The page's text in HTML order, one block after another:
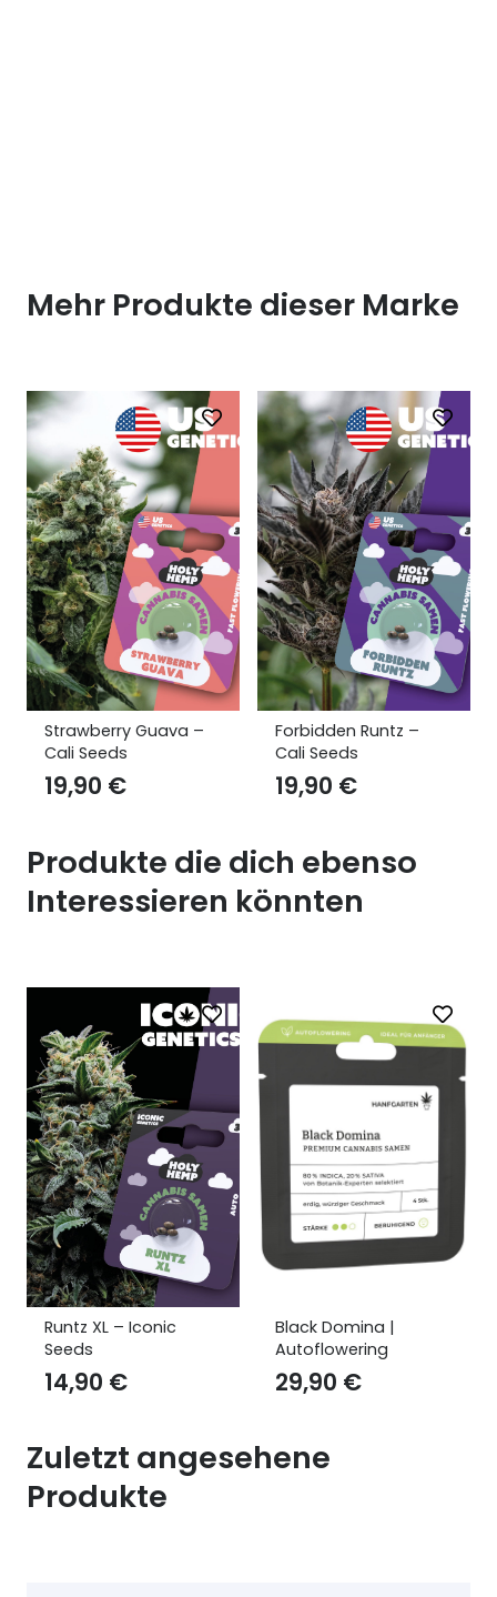
Mehr Produkte dieser Marke
Forbidden Runtz –
Cali Seeds
19,90 €
NL x Big Buds – Iconic
Seeds
14,90 €
Produkte die dich ebenso
Interessieren könnten
Black Domina |
Autoflowering
29,90€
Forbidden Runtz –
Cali Seeds
19,90 €
Zuletzt angesehene
Produkte